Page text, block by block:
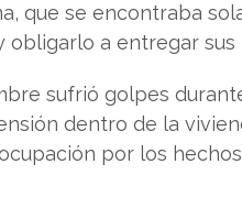
que se encontraba
obligarlo a entregar sus
sufrió golpes
dentro de la
por los